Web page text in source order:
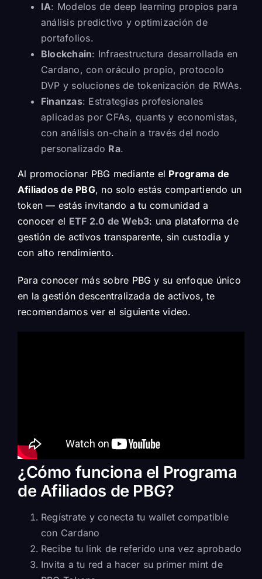
IA: Modelos de deep learning propios para
análisis predictivo y optimización de
portafolios.
Blockchain: Infraestructura desarrollada en
Cardano, con oráculo propio, protocolo
DVP y soluciones de tokenización de RWAs.
Finanzas: Estrategias profesionales
aplicadas por CFAs, quants y economistas,
con análisis on-chain a través del nodo
personalizado Ra.
Al promocionar PBG mediante el Programa de
Afiliados de PBG, no solo estás compartiendo un
token — estás invitando a tu comunidad a
conocer el ETF 2.0 de Web3: una plataforma de
gestión de activos transparente, sin custodia y
con alto rendimiento.
Para conocer más sobre PBG y su enfoque único
en la gestión descentralizada de activos, te
recomendamos ver el siguiente video.
¿Cómo funciona el Programa
de Afiliados de PBG?
Regístrate y conecta tu wallet compatible
con Cardano
Recibe tu link de referido una vez aprobado
Invita a tu red a hacer su primer mint de